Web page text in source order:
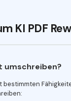
KI PDF
umschreiben?
bestimmten